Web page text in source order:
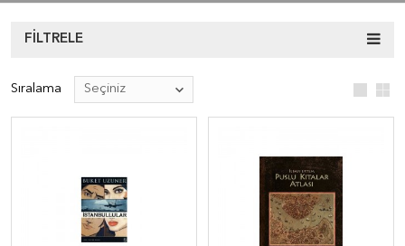
FILTRELE
Sıralama